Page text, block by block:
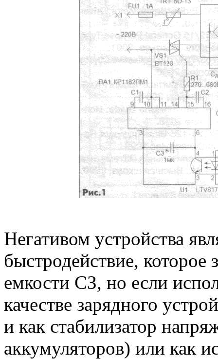
Негативом устройства
быстродействие, которое
емкости СЗ, но если
качестве зарядного
и как стабилизатор
аккумуляторов) или как